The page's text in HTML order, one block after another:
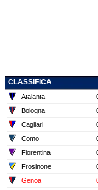
CLASSIFICA
Atalanta
Bologna
Cagliari
Como
Fiorentina
Frosinone
Genoa